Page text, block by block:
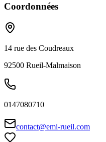
Coordonnées
14 rue des Coudreaux
92500 Rueil-Malmaison
0147080710
contact@emi-rueil.com